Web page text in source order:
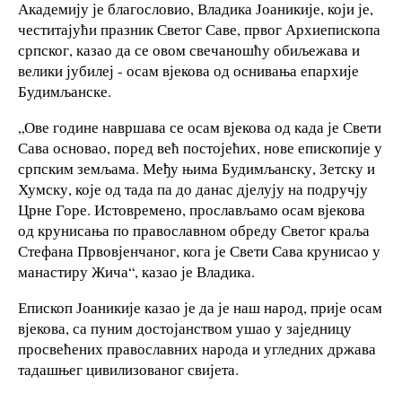
Академију је благословио, Владика Јоаникије, који је,
честитајући празник Светог Саве, првог Архиепископа
српског, казао да се овом свечаношћу обиљежава и
велики јубилеј - осам вјекова од оснивања епархије
Будимљанске.
„Ове године навршава се осам вјекова од када је Свети
Сава основао, поред већ постојећих, нове епископије у
српским земљама. Међу њима Будимљанску, Зетску и
Хумску, које од тада па до данас дјелују на подручју
Црне Горе. Истовремено, прослављамо осам вјекова
од крунисања по православном обреду Светог краља
Стефана Првовјенчаног, кога је Свети Сава крунисао у
манастиру Жича“, казао је Владика.
Епископ Јоаникије казао је да је наш народ, прије осам
вјекова, са пуним достојанством ушао у заједницу
просвећених православних народа и угледних држава
тадашњег цивилизованог свијета.